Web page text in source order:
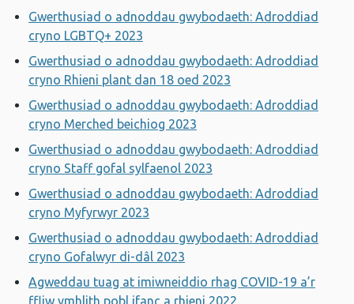
Gwerthusiad o adnoddau gwybodaeth: Adroddiad
cryno LGBTQ+ 2023
Gwerthusiad o adnoddau gwybodaeth: Adroddiad
cryno Rhieni plant dan 18 oed 2023
Gwerthusiad o adnoddau gwybodaeth: Adroddiad
cryno Merched beichiog 2023
Gwerthusiad o adnoddau gwybodaeth: Adroddiad
cryno Staff gofal sylfaenol 2023
Gwerthusiad o adnoddau gwybodaeth: Adroddiad
cryno Myfyrwyr 2023
Gwerthusiad o adnoddau gwybodaeth: Adroddiad
cryno Gofalwyr di-dâl 2023
Agweddau tuag at imiwneiddio rhag COVID-19 a’r
ffliw ymhlith pobl ifanc a rhieni 2022